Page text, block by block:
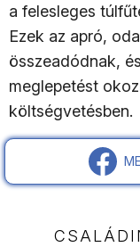
a felesleges
Ezek az apró,
összeadódnak,
meglepetést
költségvetésben.